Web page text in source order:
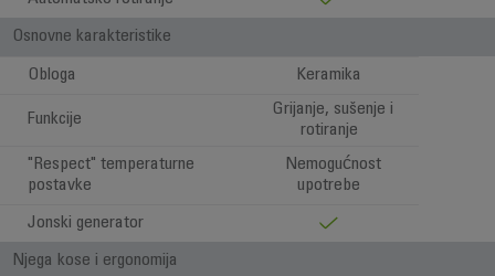
Osnovne karakteristike
Obloga Keramika
Funkcije
Grijanje, sušenje i
rotiranje
"Respect" temperaturne
postavke
Nemogućnost
upotrebe
Jonski generator
Njega kose i ergonomija